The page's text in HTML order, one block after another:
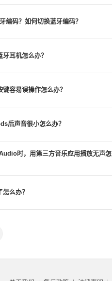
编码？如何切换蓝牙编码？
耳机怎么办？
容易误操作怎么办？
后声音很小怎么办？
时，用第三方音乐应用播放无声怎
么办？